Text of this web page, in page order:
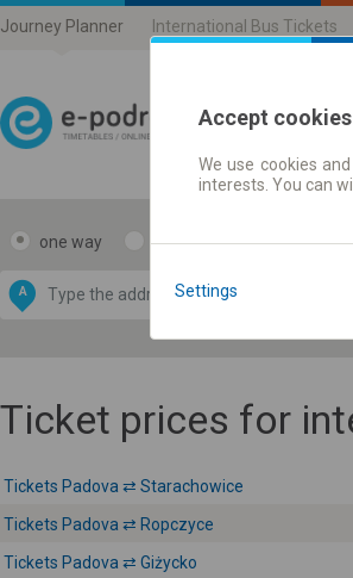
Journey Planner International Bus Tickets
one way return
A
by
OpenStreetMap
Ticket prices for
Tickets Padova ⇄ Starachowice
Tickets Padova ⇄ Ropczyce
Tickets Padova ⇄ Giżycko
Accept
We use cookies
interests. You can
Settings